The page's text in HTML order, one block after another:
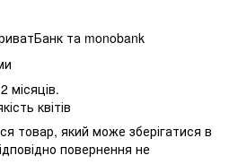
та monobank
місяців.
квітів
товар, який може зберігатися в
повернення не